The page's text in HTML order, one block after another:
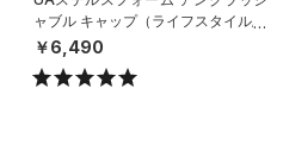
ャブル キャップ（ライフスタイル/U
NISEX）
￥6,490